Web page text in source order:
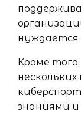
нуждается
Кроме
знаниями и